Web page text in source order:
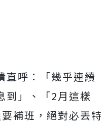
直呼：「幾乎連續
到」、「2月這樣
補班，絕對必丟特